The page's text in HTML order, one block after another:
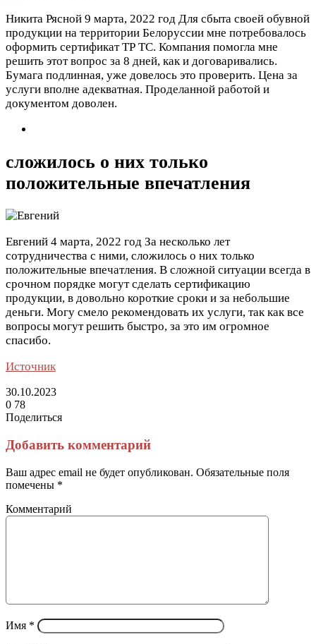
Никита Рясной 9 марта, 2022 год Для сбыта своей обувной
продукции на территории Белоруссии мне потребовалось
оформить сертификат ТР ТС. Компания помогла мне
решить этот вопрос за 8 дней, как и договаривались.
Бумага подлинная, уже довелось это проверить. Цена за
услуги вполне адекватная. Проделанной работой и
документом доволен.
сложилось о них только
положительные впечатления
Евгений 4 марта, 2022 год За несколько лет
сотрудничества с ними, сложилось о них только
положительные впечатления. В сложной ситуации всегда в
срочном порядке могут сделать сертификацию
продукции, в довольно короткие сроки и за небольшие
деньги. Могу смело рекомендовать их услуги, так как все
вопросы могут решить быстро, за это им огромное
спасибо.
Источник
30.10.2023
0 78
Поделиться
через
электронную
почту
Добавить комментарий
Ваш адрес email не будет опубликован. Обязательные поля
помечены *
Комментарий
Имя *